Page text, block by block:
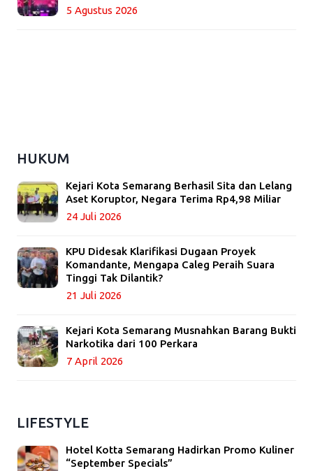
5 Agustus 2026
HUKUM
Kejari Kota Semarang Berhasil Sita dan Lelang
Aset Koruptor, Negara Terima Rp4,98 Miliar
24 Juli 2026
KPU Didesak Klarifikasi Dugaan Proyek
Komandante, Mengapa Caleg Peraih Suara
Tinggi Tak Dilantik?
21 Juli 2026
Kejari Kota Semarang Musnahkan Barang Bukti
Narkotika dari 100 Perkara
7 April 2026
LIFESTYLE
Hotel Kotta Semarang Hadirkan Promo Kuliner
“September Specials”